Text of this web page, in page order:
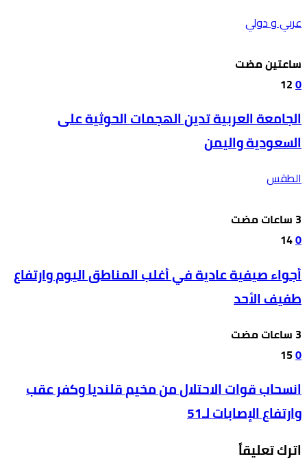
عربي و دولي
‫‫‫‏‫ساعتين مضت‬
0
12
الجامعة العربية تدين الهجمات الحوثية على
السعودية واليمن
الطقس
0
14
أجواء صيفية عادية في أغلب المناطق اليوم وارتفاع
طفيف الأحد
0
15
انسحاب قوات الاحتلال من مخيم قلنديا وكفر عقب
وارتفاع الإصابات لـ51
اترك تعليقاً